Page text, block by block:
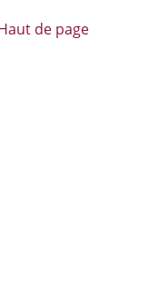
de page